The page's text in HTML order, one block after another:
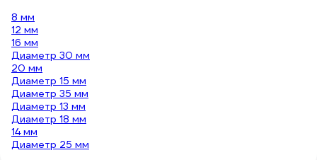
8 мм
12 мм
16 мм
Диаметр 30 мм
20 мм
Диаметр 15 мм
Диаметр 35 мм
Диаметр 13 мм
Диаметр 18 мм
14 мм
Диаметр 25 мм